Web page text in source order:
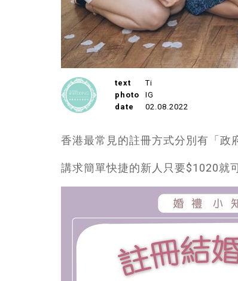
text
Ti
photo
IG
date
02.08.2022
香港最常見的註冊方式分別有「政
講求簡單快捷的新人只要$1020就